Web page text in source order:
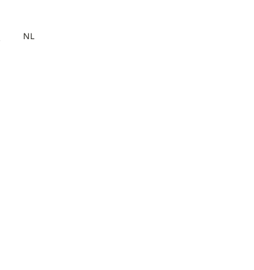
account
NL